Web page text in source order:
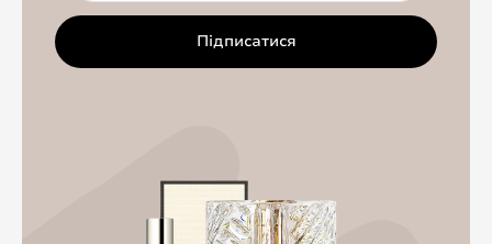
Підписатися